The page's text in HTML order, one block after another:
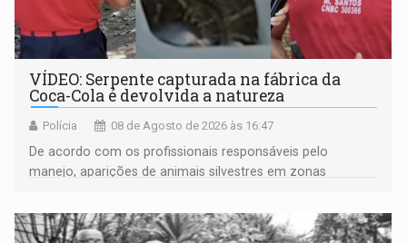
VÍDEO: Serpente capturada na fábrica da
Coca-Cola é devolvida a natureza
Polícia 08 de Agosto de 2026 às 16:47
De acordo com os profissionais responsáveis pelo
manejo, aparições de animais silvestres em zonas